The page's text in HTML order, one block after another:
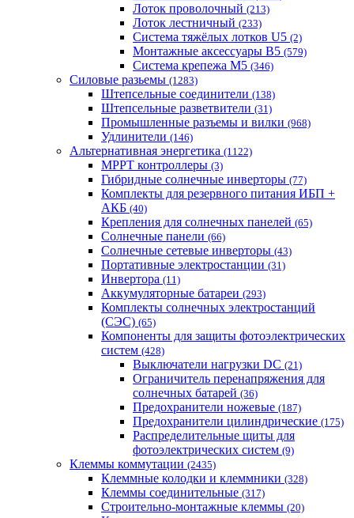
Лоток проволочный (213)
Лоток лестничный (233)
Система тяжёлых лотков U5 (2)
Монтажные аксессуары B5 (579)
Система крепежа M5 (346)
Силовые разьемы (1283)
Штепсельные соединители (138)
Штепсельные разветвители (31)
Промышленные разъемы и вилки (968)
Удлинители (146)
Альтернативная энергетика (1122)
MPPT контроллеры (3)
Гибридные солнечные инверторы (77)
Комплекты для резервного питания ИБП +
АКБ (40)
Крепления для солнечных панелей (65)
Солнечные панели (66)
Солнечные сетевые инверторы (43)
Портативные электростанции (31)
Инвертора (11)
Аккумуляторные батареи (293)
Комплекты солнечных электростанций
(СЭС) (65)
Компоненты для защиты фотоэлектрических
систем (428)
Выключатели нагрузки DC (21)
Ограничитель перенапряжения для
солнечных батарей (36)
Предохранители ножевые (187)
Предохранители цилиндрические (175)
Распределительные щиты для
фотоэлектрических систем (9)
Клеммы коммутации (2435)
Клеммные колодки и клеммники (328)
Клеммы соединительные (317)
Строительно-монтажные клеммы (20)